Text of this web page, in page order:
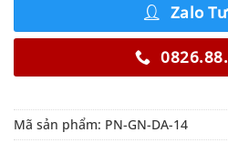
Zalo
Mã sản phẩm: PN-GN-DA-14